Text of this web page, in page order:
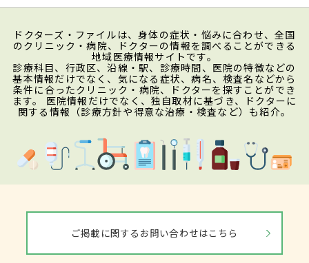
ドクターズ・ファイルは、身体の症状・悩みに合わせ、全国
のクリニック・病院、ドクターの情報を調べることができる
地域医療情報サイトです。
診療科目、行政区、沿線・駅、診療時間、医院の特徴などの
基本情報だけでなく、気になる症状、病名、検査名などから
条件に合ったクリニック・病院、ドクターを探すことができ
ます。 医院情報だけでなく、独自取材に基づき、ドクターに
関する情報（診療方針や得意な治療・検査など）も紹介。
ご掲載に関するお問い合わせはこちら